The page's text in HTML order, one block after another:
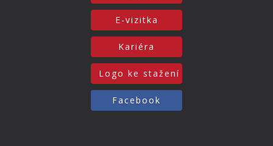
E-vizitka
Kariéra
Logo ke stažení
Facebook